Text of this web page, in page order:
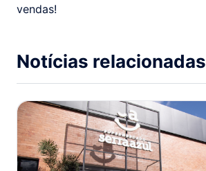
vendas!
Notícias relacionadas